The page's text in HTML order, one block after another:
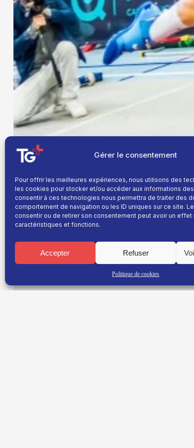
Gérer le consentement
Pour offrir les meilleures expériences, nous utilisons des
les cookies pour stocker et/ou accéder aux informations
consentir à ces technologies nous permettra de traiter des
comportement de navigation ou les ID uniques sur ce site.
consentir ou de retirer son consentement peut avoir un effet
caractéristiques et fonctions.
Accepter Refuser
Politique de cookies
Thibaut Collet , champion de France
simplicité sur le plateau d’ Esprit Sport .